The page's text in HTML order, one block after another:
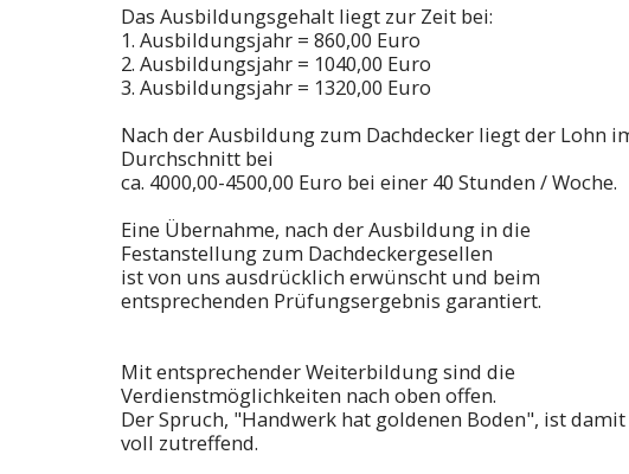
Das Ausbildungsgehalt liegt zur Zeit bei:
1. Ausbildungsjahr = 860,00 Euro
2. Ausbildungsjahr = 1040,00 Euro
3. Ausbildungsjahr = 1320,00 Euro
Nach der Ausbildung zum Dachdecker liegt der Lohn
Durchschnitt bei
ca. 4000,00-4500,00 Euro bei einer 40 Stunden / Woche.
Eine Übernahme, nach der Ausbildung in die
Festanstellung zum Dachdeckergesellen
ist von uns ausdrücklich erwünscht und beim
entsprechenden Prüfungsergebnis garantiert.
Mit entsprechender Weiterbildung sind die
Verdienstmöglichkeiten nach oben offen.
Der Spruch, "Handwerk hat goldenen Boden", ist damit
voll zutreffend.